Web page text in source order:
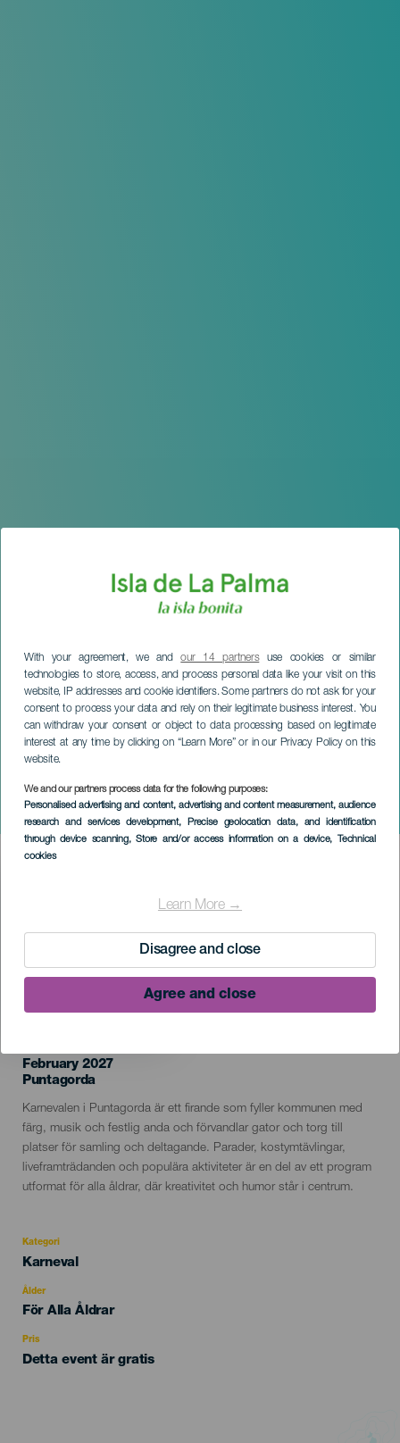
With your agreement, we andour 14 partnersuse cookies or similar
technologies to store, access, and process personal data like your visit on this
website, IP addresses and cookie identifiers. Some partners do not ask for your
consent to process your data and rely on their legitimate business interest. You
can withdraw your consent or object to data processing based on legitimate
interest at any time by clicking on “Learn More” or in our Privacy Policy on this
website.
We and our partners process data for the following purposes:
Personalised advertising and content, advertising and content measurement, audience
research and services development, Precise geolocation data, and identification
through device scanning, Store and/or access information on a device, Technical
cookies
Learn More →
Disagree and close
Agree and close
Puntagorda-karnevalen
LA PALMA
Imagen
February 2027
Localidad
Puntagorda
Descripción
del
evento
Karnevalen i Puntagorda är ett firande som fyller kommunen med
färg, musik och festlig anda och förvandlar gator och torg till
platser för samling och deltagande. Parader, kostymtävlingar,
liveframträdanden och populära aktiviteter är en del av ett program
utformat för alla åldrar, där kreativitet och humor står i centrum.
Kategori
Categoría
evento
Karneval
Ålder
Edad
För Alla Åldrar
Pris
Detta event är gratis